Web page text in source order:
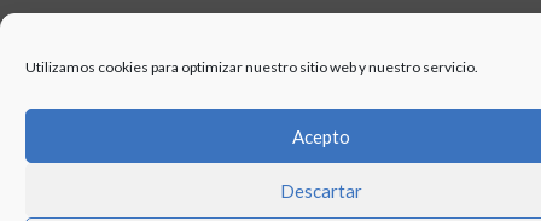
Utilizamos cookies para optimizar nuestro sitio web y nuestro servicio.
Acepto
Descartar